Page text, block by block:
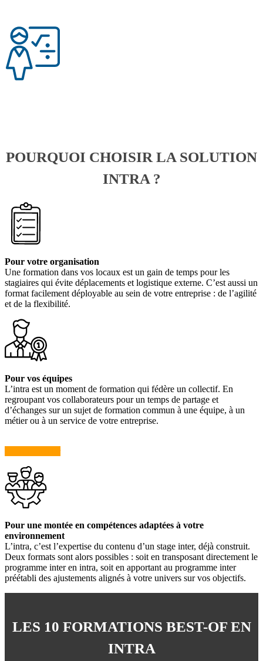
POURQUOI CHOISIR LA SOLUTION
INTRA ?
Pour votre organisation
Une formation dans vos locaux est un gain de temps pour les
stagiaires qui évite déplacements et logistique externe. C’est aussi un
format facilement déployable au sein de votre entreprise : de l’agilité
et de la flexibilité.
Pour vos équipes
L’intra est un moment de formation qui fédère un collectif. En
regroupant vos collaborateurs pour un temps de partage et
d’échanges sur un sujet de formation commun à une équipe, à un
métier ou à un service de votre entreprise.
Pour une montée en compétences adaptées à votre
environnement
L’intra, c’est l’expertise du contenu d’un stage inter, déjà construit.
Deux formats sont alors possibles : soit en transposant directement le
programme inter en intra, soit en apportant au programme inter
préétabli des ajustements alignés à votre univers sur vos objectifs.
LES 10 FORMATIONS BEST-OF EN
INTRA